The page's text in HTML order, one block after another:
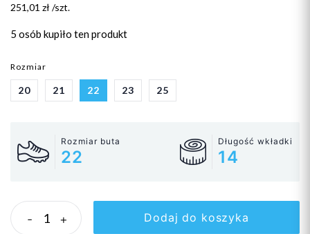
251,01 zł /szt.
5 osób kupiło ten produkt
Rozmiar
20 21 22 23 25
Rozmiar buta
22
Długość wkładki
14
- + Dodaj do koszyka